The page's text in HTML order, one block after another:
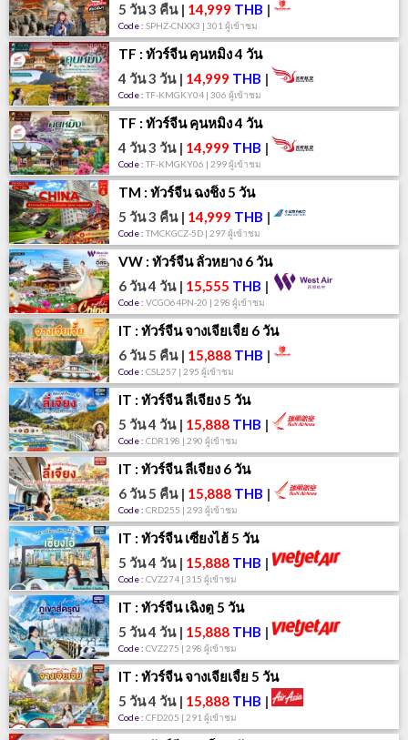
5 วัน 3 คืน| 14,999 THB |
Code : SPHZ-CNXX3 | 301 ผู้เข้าชม
TF : ทัวร์จีน คุนหมิง 4 วัน
4 วัน 3 วัน| 14,999 THB |
Code : TF-KMGKY04 | 306 ผู้เข้าชม
TF : ทัวร์จีน คุนหมิง 4 วัน
4 วัน 3 วัน| 14,999 THB |
Code : TF-KMGKY06 | 299 ผู้เข้าชม
TM : ทัวร์จีน ฉงชิ่ง 5 วัน
5 วัน 3 คืน| 14,999 THB |
Code : TMCKGCZ-5D | 297 ผู้เข้าชม
VW : ทัวร์จีน ลั่วหยาง 6 วัน
6 วัน 4 วัน| 15,555 THB |
Code : VCGO64PN-20 | 298 ผู้เข้าชม
IT : ทัวร์จีน จางเจียเจี้ย 6 วัน
6 วัน 5 คืน| 15,888 THB |
Code : CSL257 | 295 ผู้เข้าชม
IT : ทัวร์จีน ลี่เจียง 5 วัน
5 วัน 4 วัน| 15,888 THB |
Code : CDR198 | 290 ผู้เข้าชม
IT : ทัวร์จีน ลี่เจียง 6 วัน
6 วัน 5 คืน| 15,888 THB |
Code : CRD255 | 293 ผู้เข้าชม
IT : ทัวร์จีน เซี่ยงไฮ้ 5 วัน
5 วัน 4 วัน| 15,888 THB |
Code : CVZ274 | 315 ผู้เข้าชม
IT : ทัวร์จีน เฉิงตู 5 วัน
5 วัน 4 วัน| 15,888 THB |
Code : CVZ275 | 298 ผู้เข้าชม
IT : ทัวร์จีน จางเจียเจี้ย 5 วัน
5 วัน 4 วัน| 15,888 THB |
Code : CFD205 | 291 ผู้เข้าชม